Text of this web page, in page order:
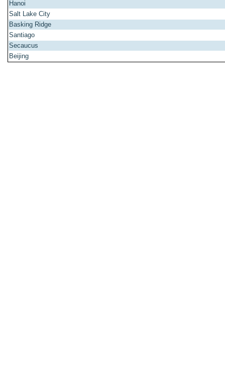
Hanoi
Salt Lake City
Basking Ridge
Santiago
Secaucus
Beijing